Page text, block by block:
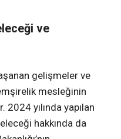
ve
gelişmeler ve
mesleğinin
2024 yılında yapılan
hakkında da